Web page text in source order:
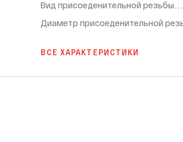
Вид присоеденительной резьбы
Диаметр присоеденительной
ВСЕ ХАРАКТЕРИСТИКИ